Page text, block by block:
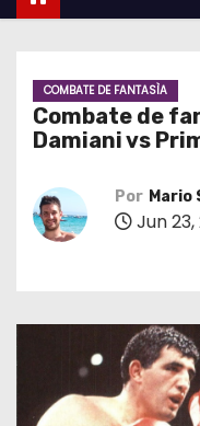
COMBATE DE FANTASÌA
Combate de
Damiani vs
Por Mario
Jun